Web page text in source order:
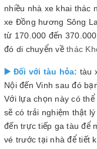
nhiều nhà xe khai thác
xe Đồng hương Sông
từ 170.000 đến
đó di chuyển về thác
▶️ Đối với tàu hỏa: tàu
Nội đến Vinh sau đó
Với lựa chọn này có
sẽ có trải nghiệm thật
đến trực tiếp ga tàu để
vé trước tại nhà để tiết